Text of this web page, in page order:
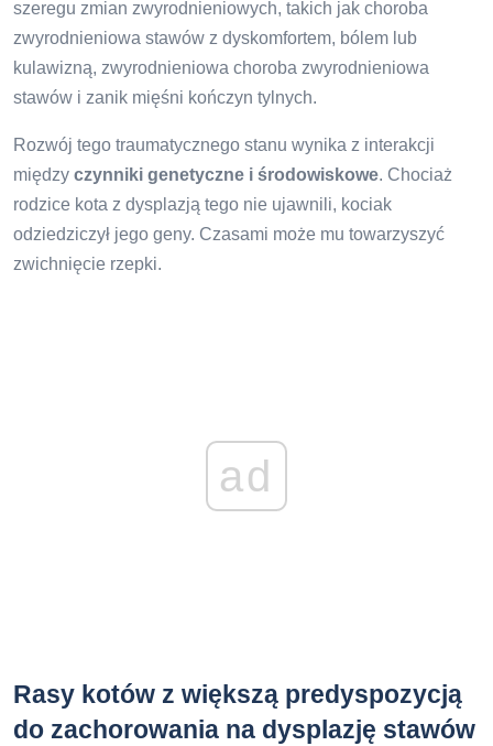
szeregu zmian zwyrodnieniowych, takich jak choroba
zwyrodnieniowa stawów z dyskomfortem, bólem lub
kulawizną, zwyrodnieniowa choroba zwyrodnieniowa
stawów i zanik mięśni kończyn tylnych.
Rozwój tego traumatycznego stanu wynika z interakcji
między czynniki genetyczne i środowiskowe. Chociaż
rodzice kota z dysplazją tego nie ujawnili, kociak
odziedziczył jego geny. Czasami może mu towarzyszyć
zwichnięcie rzepki.
ad
Rasy kotów z większą predyspozycją
do zachorowania na dysplazję stawów